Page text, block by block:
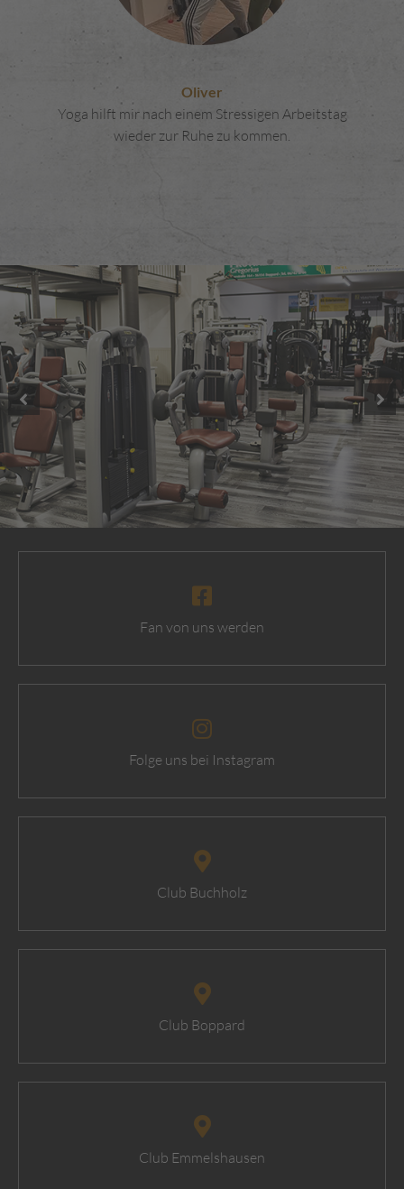
Oliver
Yoga hilft mir nach einem Stressigen Arbeitstag
wieder zur Ruhe zu kommen.
1 2 3 4
Fan von uns werden
Folge uns bei Instagram
Club Buchholz
Club Boppard
Club Emmelshausen